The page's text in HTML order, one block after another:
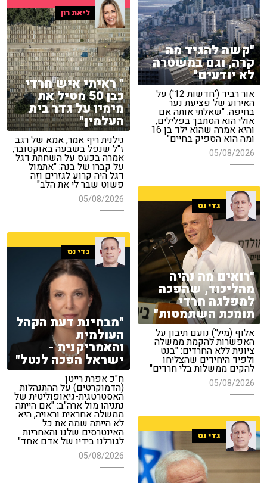
"קשה להגיד מה
קרה, וגם במשטרה
לא יודעים"
אור רביד ('חדשות 12') על
האירוע של פציעת נער
בחיפה: "שאלתי אותה אם
אולי הוא הסתבך בפלילים,
והיא אמרה שהוא ילד בן 16
ומה הוא הספיק בחיים"
05/08/2026
ליאת רון
" ראיתי איש חרדי
כבן 50 מטיל את
מימיו על גדר בית
העלמין"
גילנית ריף אמר, אמא של רגב
ז"ל שנפל בשבעה באוקטובר,
אמרה בכעס על השחתת דגל
על קברו של בנה: "אתמול
דגל היה קרוע לגזרים וזה
פשוט שבר לי את הלב"
05/08/2026
גדי נס
"רואים מה נהיה
מהליכוד, שהפכה
למפלגה חרדי
תומכת השתמטות"
אלוף (מיל') נועם תיבון על
האפשרות להקמת ממשלה
ציונית ללא החרדים: "בנט
ולפיד היחידים שהצליחו
להקים ממשלות בלי חרדים"
05/08/2026
גדי נס
"מבחינת דעת הקהל
העולמית
והאמריקנית -
ישראל הפכה לנטל"
ח"כ אפרת רייטן
(הדמוקרטים) על ההתנהלות
האסטרטגית-גיאופוליטית של
נתניהו מול ארה"ב: "אם הייתה
ממשלה אחראית וראויה, היא
לא הייתה שמה את כל
האינטרסים שלנו והאחריות
לגורלנו בידיו של אדם אחד"
05/08/2026
גדי נס